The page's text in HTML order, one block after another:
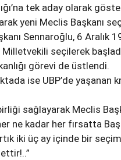
tek aday olarak
yeni Meclis Başkanı
Sennaroğlu, 6 Aralık
Milletvekili seçilerek
görevi de üstlendi.
ise UBP’de yaşanan
sağlayarak Meclis
ne kadar her fırsatta
iki üç ay içinde bir